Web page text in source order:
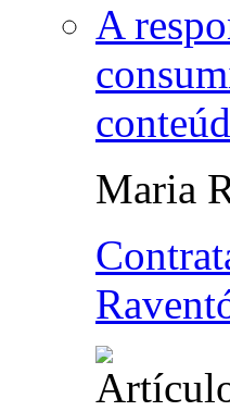
A
Maria